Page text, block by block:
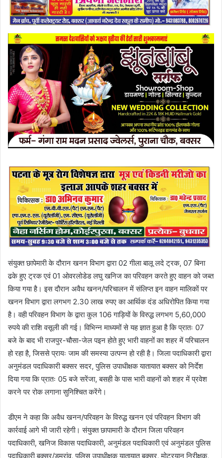
संयुक्त छापेमारी के दौरान खनन विभाग द्वारा 02 गीला बालू लदे ट्रक, 07 बिना
ढके हुए ट्रक एवं 01 ओवरलोडेड लघु खनिज का परिवहन करते हुए वाहन को जब्त
किया गया है। इस दौरान अवैध खनन/परिचालन में संलिप्त इन वाहन मालिकों पर
खनन विभाग द्वारा लगभग 2.30 लाख रुपए का आर्थिक दंड अधिरोपित किया गया
है। वही परिवहन विभाग के द्वारा कुल 106 गाड़ियों के विरुद्ध लगभग 5,60,000
रुपये की राशि वसूली की गई। विभिन्न माध्यमों से यह ज्ञात हुआ है कि प्रातः 07
बजे के बाद भी राजपुर-चौसा-जेल पइन होते हुए भारी वाहनों का शहर में परिचालन
हो रहा है, जिससे प्रायः जाम की समस्या उत्पन्न हो रही है। जिला पदाधिकारी द्वारा
अनुमंडल पदाधिकारी बक्सर सदर, पुलिस उपाधीक्षक यातायात बक्सर को निर्देश
दिया गया कि प्रातः 05 बजे सरेंजा, बसही के पास भारी वाहनों को शहर में प्रवेश
करने पर रोक लगाना सुनिश्चित करेंगे।
डीएम ने कहा कि अवैध खनन/परिवहन के विरुद्ध खनन एवं परिवहन विभाग की
कार्रवाई आगे भी जारी रहेगी। संयुक्त छापामारी के दौरान जिला परिवहन
पदाधिकारी, खनिज विकास पदाधिकारी, अनुमंडल पदाधिकारी एवं अनुमंडल पुलिस
पदाधिकारी बक्सर/डुमरांव, पुलिस उपाधीक्षक यातायात बक्सर, मोटरयान निरीक्षक,